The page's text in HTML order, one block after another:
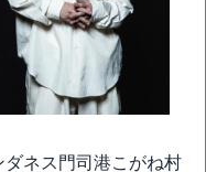
ネス門司港こがね村